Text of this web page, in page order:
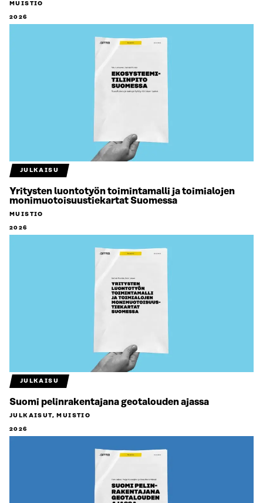
MUISTIO
2026
JULKAISU
Yritysten luontotyön toimintamalli ja toimialojen
monimuotoisuustiekartat Suomessa
MUISTIO
2026
JULKAISU
Suomi pelinrakentajana geotalouden ajassa
JULKAISUT, MUISTIO
2026